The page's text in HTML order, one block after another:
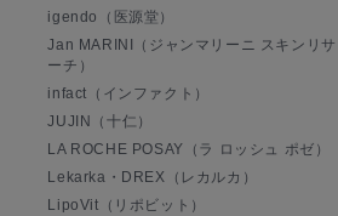
igendo（医源堂）
Jan MARINI（ジャンマリーニ スキンリサ
ーチ）
infact（インファクト）
JUJIN（十仁）
LA ROCHE POSAY（ラ ロッシュ ポゼ）
Lekarka・DREX（レカルカ）
LipoVit（リポビット）